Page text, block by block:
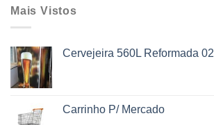
Mais Vistos
Cervejeira 560L Reformada 02
Carrinho P/ Mercado